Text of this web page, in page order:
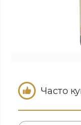
Часто